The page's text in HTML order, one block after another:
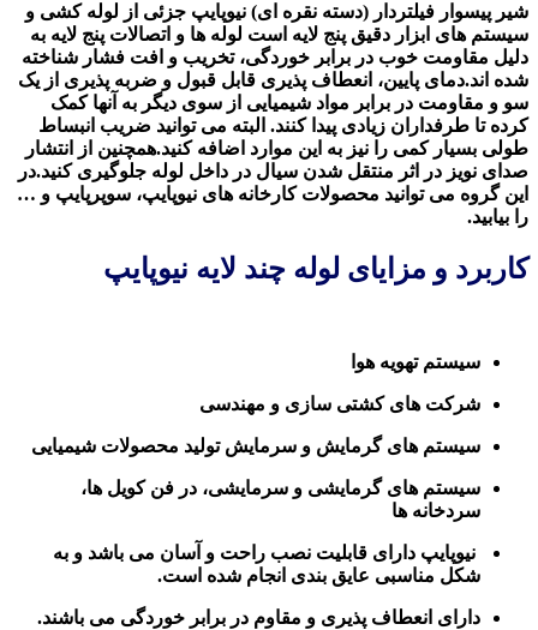
شیر پیسوار فیلتردار (دسته نقره ای) نیوپایپ جزئی از لوله کشی و
سیستم های ابزار دقیق پنج لایه است لوله ها و اتصالات پنج لایه به
دلیل مقاومت خوب در برابر خوردگی، تخریب و افت فشار شناخته
شده اند.دمای پایین، انعطاف پذیری قابل قبول و ضربه پذیری از یک
سو و مقاومت در برابر مواد شیمیایی از سوی دیگر به آنها کمک
کرده تا طرفداران زیادی پیدا کنند. البته می توانید ضریب انبساط
طولی بسیار کمی را نیز به این موارد اضافه کنید.همچنین از انتشار
صدای نویز در اثر منتقل شدن سیال در داخل لوله جلوگیری کنید.در
این گروه می توانید محصولات کارخانه های نیوپایپ، سوپرپایپ و …
را بیابید.
کاربرد و مزایای لوله چند لایه نیوپایپ
سیستم تهویه هوا
شرکت های کشتی سازی و مهندسی
سیستم های گرمایش و سرمایش تولید محصولات شیمیایی
سیستم های گرمایشی و سرمایشی، در فن کویل ها،
سردخانه ها
نیوپایپ دارای قابلیت نصب راحت و آسان می باشد و به
شکل مناسبی عایق بندی انجام شده است.
دارای انعطاف پذیری و مقاوم در برابر خوردگی می باشند.